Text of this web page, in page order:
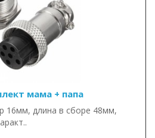
мама + папа
16мм, длина в сборе 48мм,